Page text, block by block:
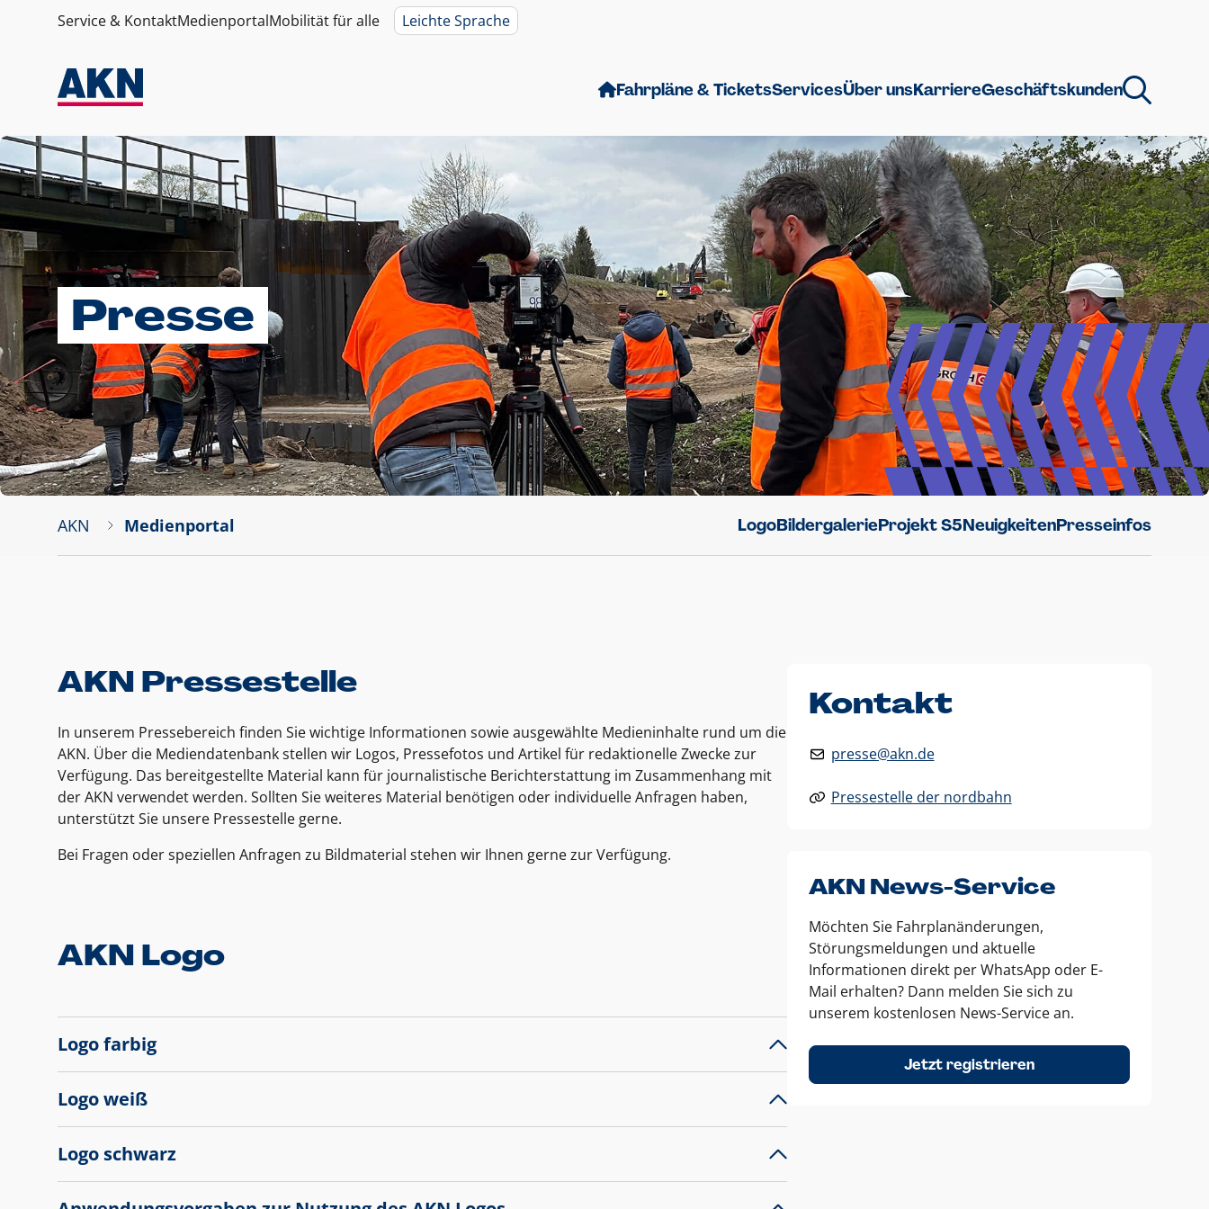
Service & KontaktMedienportalMobilität für alle Leichte Sprache
Fahrpläne & TicketsServicesÜber unsKarriereGeschäftskunden
Presse
AKN Medienportal LogoBildergalerieProjekt S5NeuigkeitenPresseinfos
AKN Pressestelle
In unserem Pressebereich finden Sie wichtige Informationen sowie ausgewählte Medieninhalte rund um die
AKN. Über die Mediendatenbank stellen wir Logos, Pressefotos und Artikel für redaktionelle Zwecke zur
Verfügung. Das bereitgestellte Material kann für journalistische Berichterstattung im Zusammenhang mit
der AKN verwendet werden. Sollten Sie weiteres Material benötigen oder individuelle Anfragen haben,
unterstützt Sie unsere Pressestelle gerne.
Bei Fragen oder speziellen Anfragen zu Bildmaterial stehen wir Ihnen gerne zur Verfügung.
AKN Logo
Logo farbig
Logo weiß
Logo schwarz
Kontakt
presse@akn.de
Pressestelle der nordbahn
AKN News-Service
Möchten Sie Fahrplanänderungen,
Störungsmeldungen und aktuelle
Informationen direkt per WhatsApp oder E-
Mail erhalten? Dann melden Sie sich zu
unserem kostenlosen News-Service an.
Jetzt registrieren